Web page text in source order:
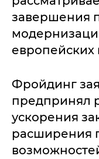
завершения
европейских
Фройдинг
предпринял
ускорения
расширения